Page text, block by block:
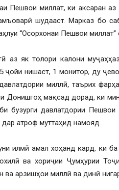
Пешвои миллат, ки аксаран аз
шудааст. Марказ бо
“Осорхонаи Пешвои миллат”
як толори калони
нишаст, 1 монитор, ду
миллӣ, таърих
Донишгоҳ мақсад дорад, ки
бузурги давлатдории Пешвои
атроф муттаҳид намояд.
илмӣ амал хоҳанд кард, ки ба
ва хориҷии Ҷумҳурии
ва арзишҳои миллӣ ва динӣ